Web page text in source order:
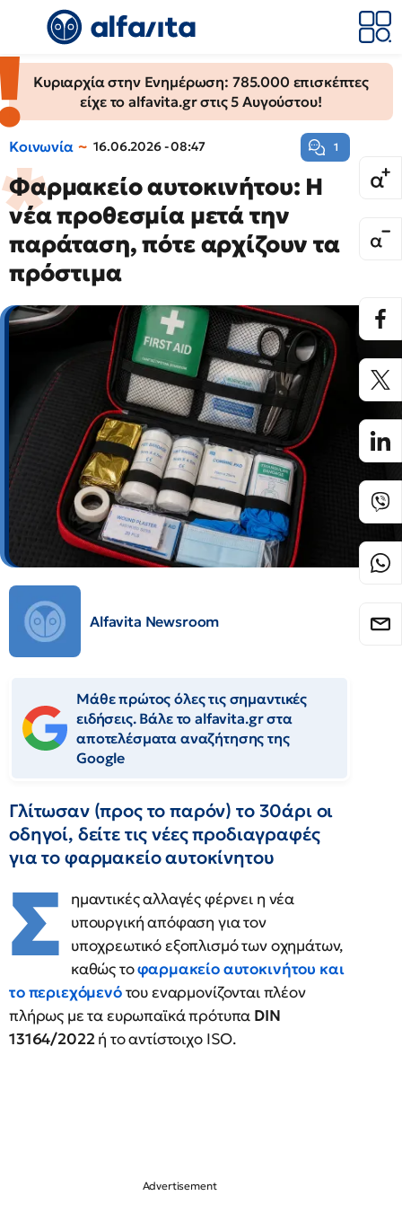
Κυριαρχία στην Ενημέρωση: 785.000 επισκέπτες
είχε το alfavita.gr στις 5 Αυγούστου!
Κοινωνία 16.06.2026 - 08:47 1
Φαρμακείο αυτοκινήτου: Η
νέα προθεσμία μετά την
παράταση, πότε αρχίζουν τα
πρόστιμα
Alfavita Newsroom
Μάθε πρώτος όλες τις σημαντικές
ειδήσεις. Βάλε το alfavita.gr στα
αποτελέσματα αναζήτησης της
Google
Γλίτωσαν (προς το παρόν) το 30άρι οι
οδηγοί, δείτε τις νέες προδιαγραφές
για το φαρμακείο αυτοκίνητου
Σ
ημαντικές αλλαγές φέρνει η νέα
υπουργική απόφαση για τον
υποχρεωτικό εξοπλισμό των οχημάτων,
καθώς τοφαρμακείο αυτοκινήτου και
το περιεχόμενότου εναρμονίζονται πλέον
πλήρως με τα ευρωπαϊκά πρότυπα DIN
13164/2022ή το αντίστοιχο ISO.